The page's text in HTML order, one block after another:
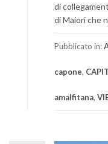
di
di Maiori che
Pubblicato in:
capone,
amalfitana,